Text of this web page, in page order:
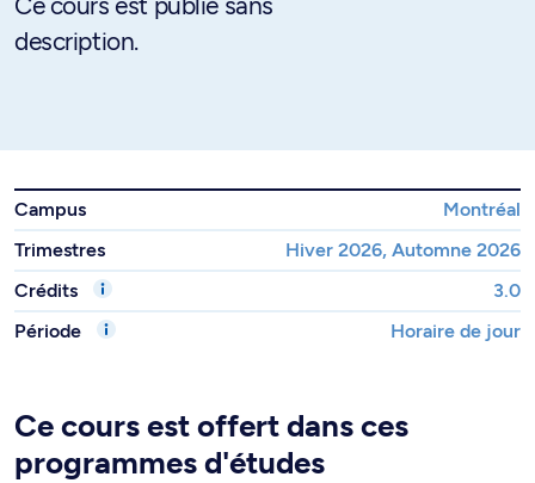
description.
Campus
Montréal
Trimestres
Hiver 2026, Automne 2026
Crédits
3.0
Période
Horaire de jour
Ce cours est offert dans ces
programmes d'études